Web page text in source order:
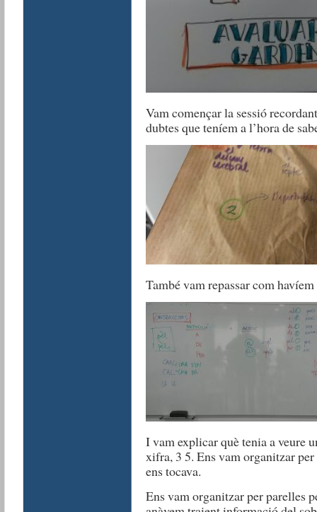
Vam començar la sessió
dubtes que teníem a l’hora de
També vam repassar com
I vam explicar què tenia a veure
xifra, 3 5. Ens vam organitzar
ens tocava.
Ens vam organitzar per parelles